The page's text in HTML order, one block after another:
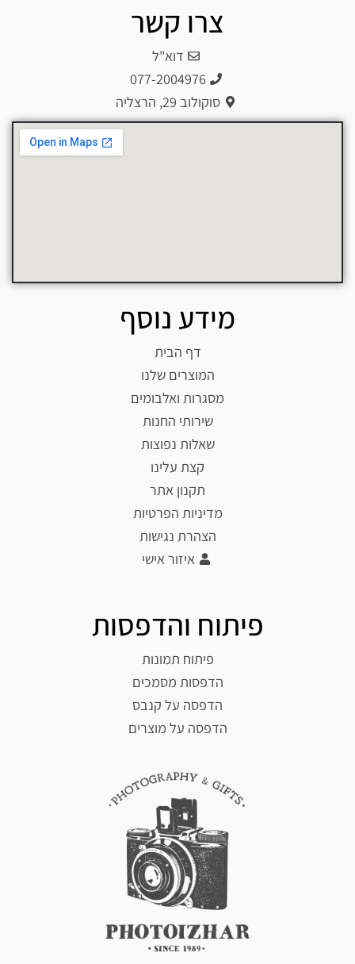
מידע נוסף
דף הבית
המוצרים שלנו
מסגרות ואלבומים
שירותי החנות
שאלות נפוצות
קצת עלינו
תקנון אתר
מדיניות הפרטיות
הצהרת נגישות
איזור אישי
פיתוח והדפסות
פיתוח תמונות
הדפסות מסמכים
הדפסה על קנבס
הדפסה על מוצרים
צרו קשר
דוא"ל
077-2004976
סוקולוב 29, הרצליה